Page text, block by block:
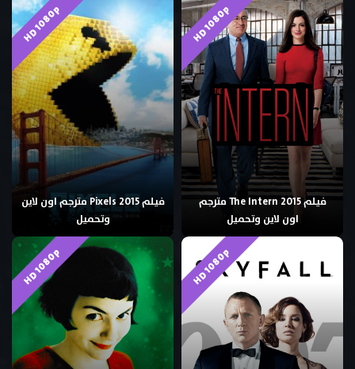
HD 1080p
فيلم The Intern 2015 مترجم
اون لاين وتحميل
HD 1080p
فيلم Pixels 2015 مترجم اون لاين
وتحميل
HD 1080p
HD 1080p